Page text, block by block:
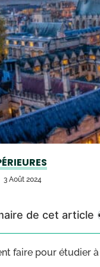
3 Août 2024
de cet article
faire pour étudier à